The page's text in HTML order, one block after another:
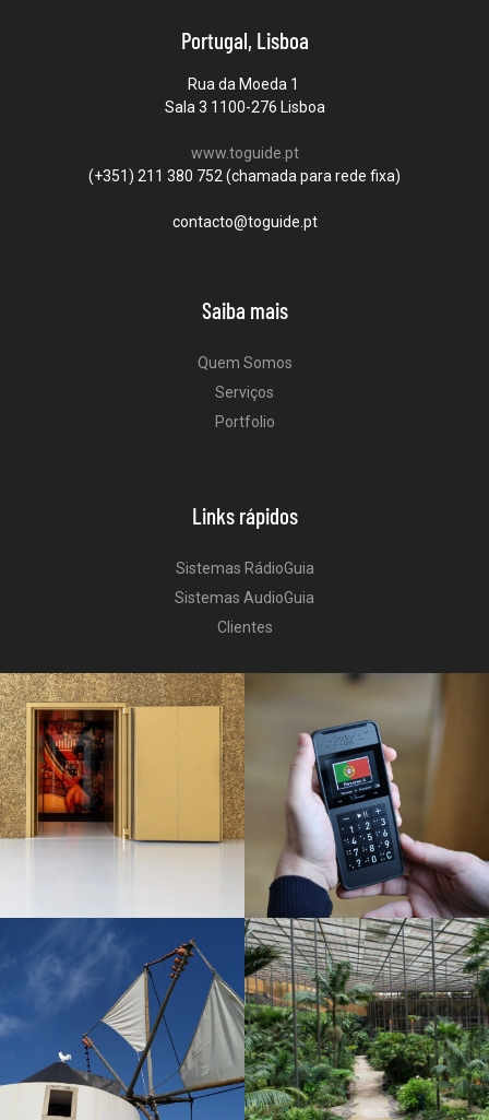
Portugal, Lisboa
Rua da Moeda 1
Sala 3 1100-276 Lisboa
www.toguide.pt
(+351) 211 380 752 (chamada para rede fixa)
contacto@toguide.pt
Saiba mais
Quem Somos
Serviços
Portfolio
Links rápidos
Sistemas RádioGuia
Sistemas AudioGuia
Clientes